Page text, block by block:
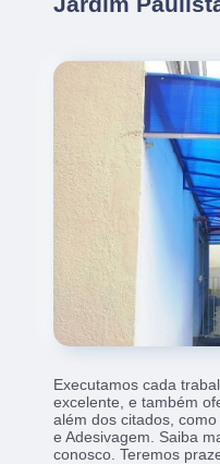
Executamos cada
excelente, e também
além dos citados,
e Adesivagem. Saiba
conosco. Teremos